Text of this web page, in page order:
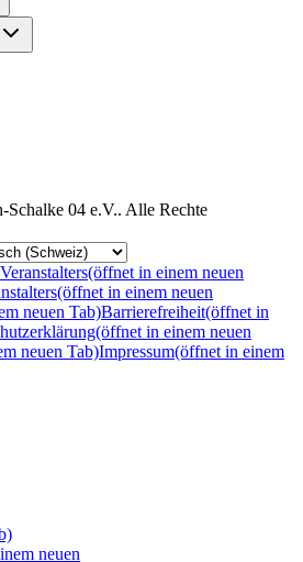
Schalke 04 e.V.. Alle Rechte
(öffnet in einem neuen
(öffnet in einem neuen
neuen Tab)Barrierefreiheit(öffnet in
(öffnet in einem neuen
neuen Tab)Impressum(öffnet in einem
neuen